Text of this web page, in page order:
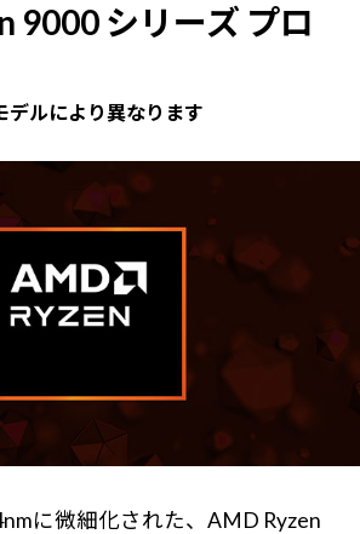
9000 シリーズ プロ
ルにより異なります
に微細化された、AMD Ryzen